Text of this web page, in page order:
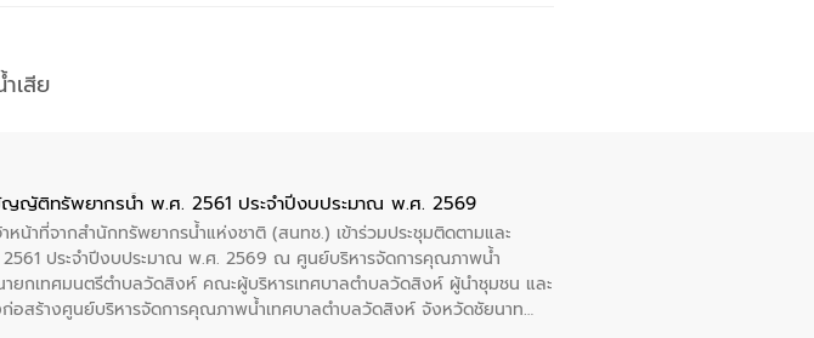
เสีย
บัญญัติทรัพยากรน้ำ พ.ศ. 2561 ประจำปีงบประมาณ พ.ศ. 2569
น้าที่จากสำนักทรัพยากรน้ำแห่งชาติ (สนทช.) เข้าร่วมประชุมติดตามและ
ประจำปีงบประมาณ พ.ศ. 2569 ณ ศูนย์บริหารจัดการคุณภาพน้ำ
กเทศมนตรีตำบลวัดสิงห์ คณะผู้บริหารเทศบาลตำบลวัดสิงห์ ผู้นำชุมชน และ
อสร้างศูนย์บริหารจัดการคุณภาพน้ำเทศบาลตำบลวัดสิงห์ จังหวัดชัยนาท